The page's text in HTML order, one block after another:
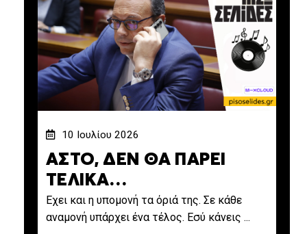
10 Ιουλίου 2026
ΑΣΤΟ, ΔΕΝ ΘΑ ΠΑΡΕΙ
ΤΕΛΙΚΑ…
Εχει και η υπομονή τα όριά της. Σε κάθε
αναμονή υπάρχει ένα τέλος. Εσύ κάνεις ...